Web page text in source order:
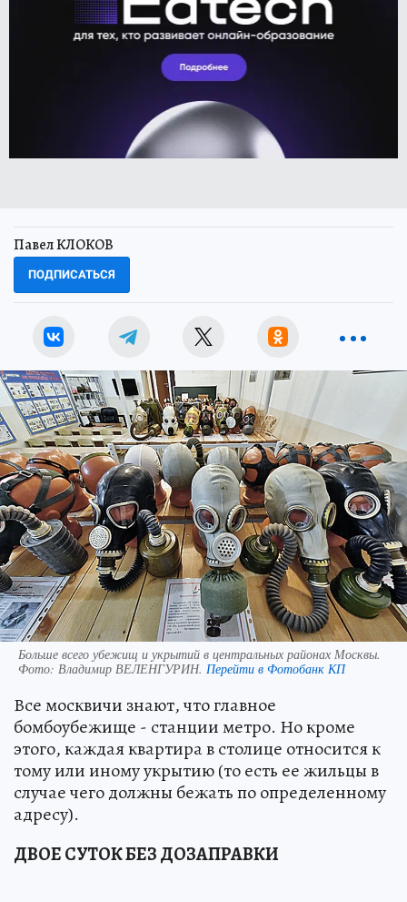
Павел КЛОКОВ
ПОДПИСАТЬСЯ
Больше всего убежищ и укрытий в центральных районах Москвы.
Фото: Владимир ВЕЛЕНГУРИН. Перейти в Фотобанк КП
Все москвичи знают, что главное
бомбоубежище - станции метро. Но кроме
этого, каждая квартира в столице относится к
тому или иному укрытию (то есть ее жильцы в
случае чего должны бежать по определенному
адресу).
ДВОЕ СУТОК БЕЗ ДОЗАПРАВКИ